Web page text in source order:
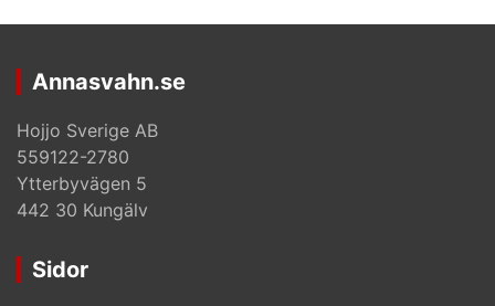
Annasvahn.se
Hojjo Sverige AB
559122-2780
Ytterbyvägen 5
442 30 Kungälv
Sidor